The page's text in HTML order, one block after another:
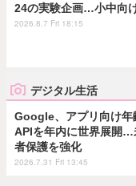
24の実験企画…小中向
2026.8.7 Fri 18:15
デジタル生活
Google、アプリ向け年
APIを年内に世界展開…
者保護を強化
2026.7.31 Fri 13:45